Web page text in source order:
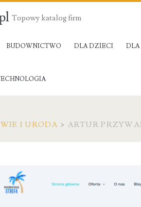
Topowy katalog firm
BUDOWNICTWO DLA DZIECI DLA
I URODA > ARTUR